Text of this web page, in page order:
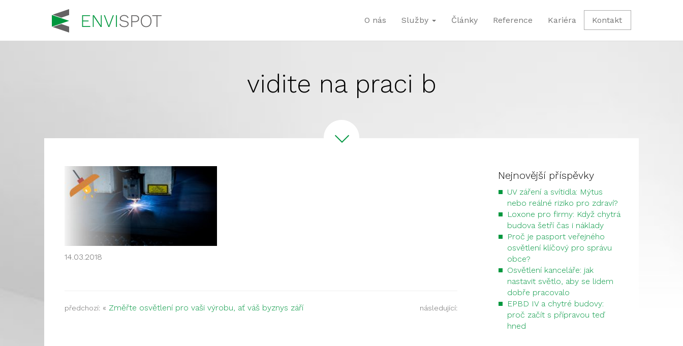
O nás Služby Články Reference Kariéra Kontakt
vidite na praci b
14.03.2018
předchozí: « Změřte osvětlení pro vaši výrobu, ať váš byznys září následující:
Nejnovější příspěvky
UV záření a svítidla: Mýtus
nebo reálné riziko pro zdraví?
Loxone pro firmy: Když chytrá
budova šetří čas i náklady
Proč je pasport veřejného
osvětlení klíčový pro správu
obce?
Osvětlení kanceláře: jak
nastavit světlo, aby se lidem
dobře pracovalo
EPBD IV a chytré budovy:
proč začít s přípravou teď
hned